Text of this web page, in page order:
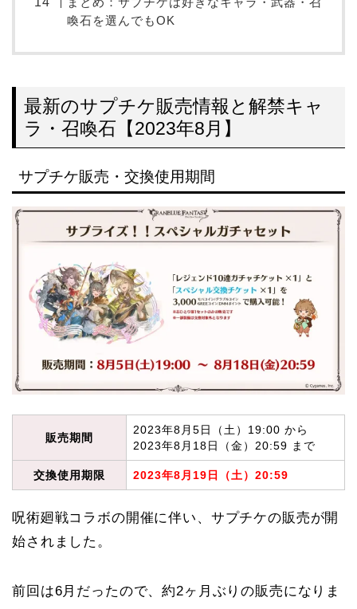
喚石を選んでもOK
最新のサプチケ販売情報と解禁キャ
ラ・召喚石【2023年8月】
サプチケ販売・交換使用期間
販売期間
2023年8月5日（土）19:00 から
2023年8月18日（金）20:59 まで
交換使用期限 2023年8月19日（土）20:59
呪術廻戦コラボの開催に伴い、サプチケの販売が開
始されました。
前回は6月だったので、約2ヶ月ぶりの販売になりま